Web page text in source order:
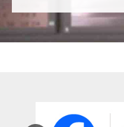
です。 <障害のある学
紺野 邦昭